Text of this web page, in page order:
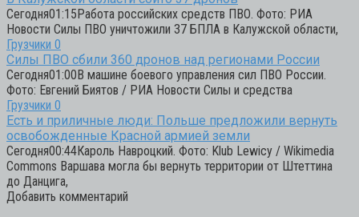
Сегодня01:15Работа российских средств ПВО. Фото: РИА
Новости Силы ПВО уничтожили 37 БПЛА в Калужской области,
Грузчики 0
Силы ПВО сбили 360 дронов над регионами России
Сегодня01:00В машине боевого управления сил ПВО России.
Фото: Евгений Биятов / РИА Новости Силы и средства
Грузчики 0
Есть и приличные люди: Польше предложили вернуть
освобожденные Красной армией земли
Сегодня00:44Кароль Навроцкий. Фото: Klub Lewicy / Wikimedia
Commons Варшава могла бы вернуть территории от Штеттина
до Данцига,
Добавить комментарий